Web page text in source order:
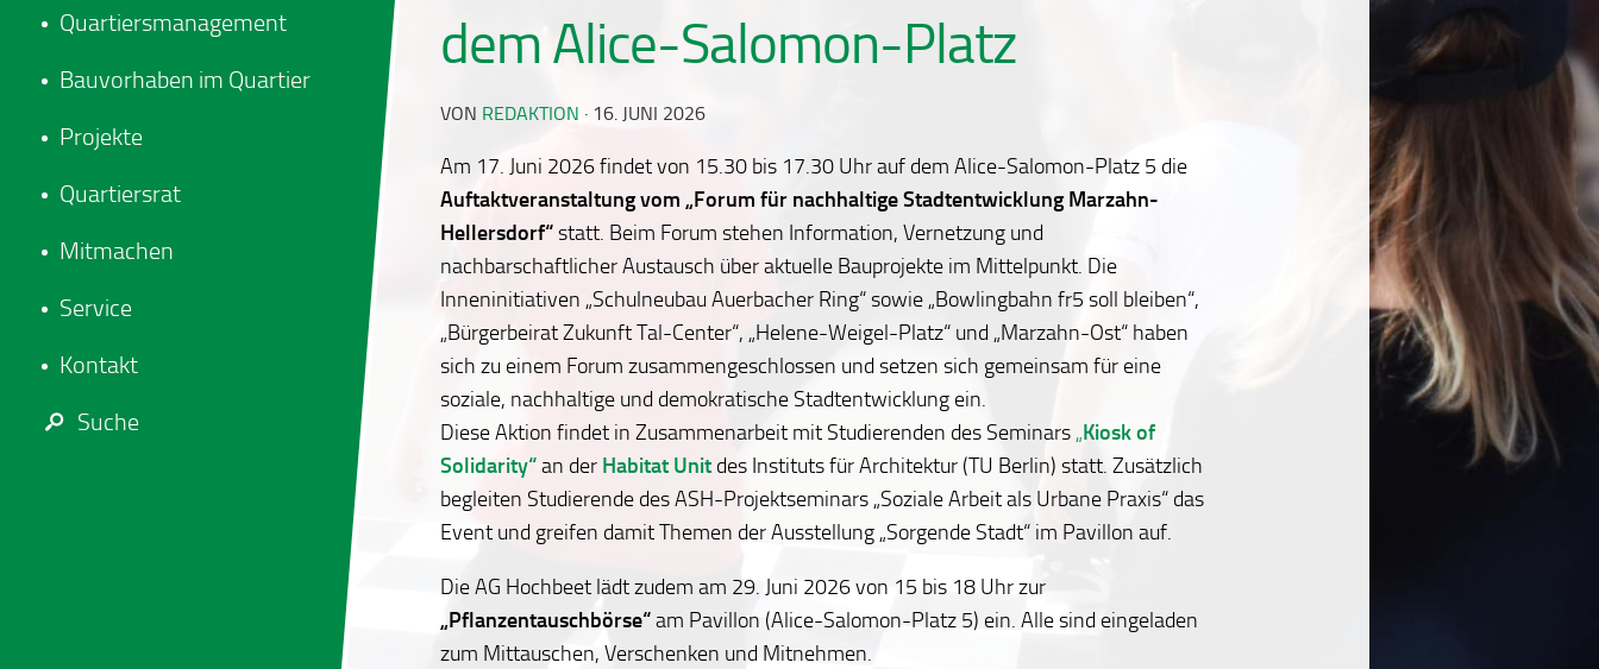
dem Alice-Salomon-Platz
VON REDAKTION · 16. JUNI 2026
Am 17. Juni 2026 findet von 15.30 bis 17.30 Uhr auf dem Alice-Salomon-Platz 5 die
Auftaktveranstaltungvom „Forum für nachhaltige Stadtentwicklung Marzahn-
Hellersdorf“statt. Beim Forum stehen Information, Vernetzung und
nachbarschaftlicher Austausch über aktuelle Bauprojekte im Mittelpunkt. Die
Inneninitiativen „Schulneubau Auerbacher Ring“ sowie „Bowlingbahn fr5 soll bleiben“,
„Bürgerbeirat Zukunft Tal-Center“, „Helene-Weigel-Platz“ und „Marzahn-Ost“ haben
sich zu einem Forum zusammengeschlossen und setzen sich gemeinsam für eine
soziale, nachhaltige und demokratische Stadtentwicklung ein.
Diese Aktion findet in Zusammenarbeit mit Studierenden des Seminars „Kiosk of
Solidarity“an der Habitat Unit des Instituts für Architektur (TU Berlin) statt. Zusätzlich
begleiten Studierende des ASH-Projektseminars „Soziale Arbeit als Urbane Praxis“ das
Event und greifen damit Themen der Ausstellung „Sorgende Stadt“ im Pavillon auf.
Die AG Hochbeet lädt zudem am 29. Juni 2026 von 15 bis 18 Uhr zur
„Pflanzentauschbörse“am Pavillon (Alice-Salomon-Platz 5) ein. Alle sind eingeladen
zum Mittauschen, Verschenken und Mitnehmen.
Quartiersmanagement
Bauvorhaben im Quartier
Projekte
Quartiersrat
Mitmachen
Service
Kontakt
Suche